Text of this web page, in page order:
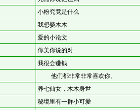
小粉究竟是什么
我想娶木木
爱的小论文
你美你说的对
我很会赚钱
他们都非常非常喜欢你。
养七仙女，木木身世
秘境里有一群小可爱